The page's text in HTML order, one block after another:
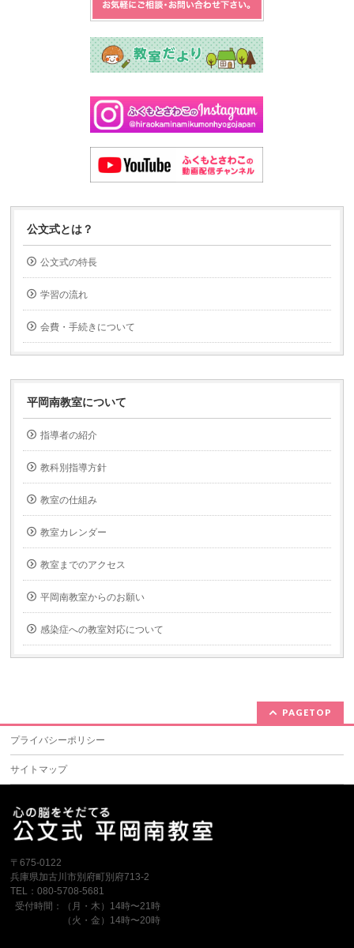
公文式とは？
公文式の特長
学習の流れ
会費・手続きについて
平岡南教室について
指導者の紹介
教科別指導方針
教室の仕組み
教室カレンダー
教室までのアクセス
平岡南教室からのお願い
感染症への教室対応について
PAGETOP
プライバシーポリシー
サイトマップ
〒675-0122
兵庫県加古川市別府町別府713-2
TEL：080-5708-5681
受付時間：（月・木）14時〜21時
（火・金）14時〜20時